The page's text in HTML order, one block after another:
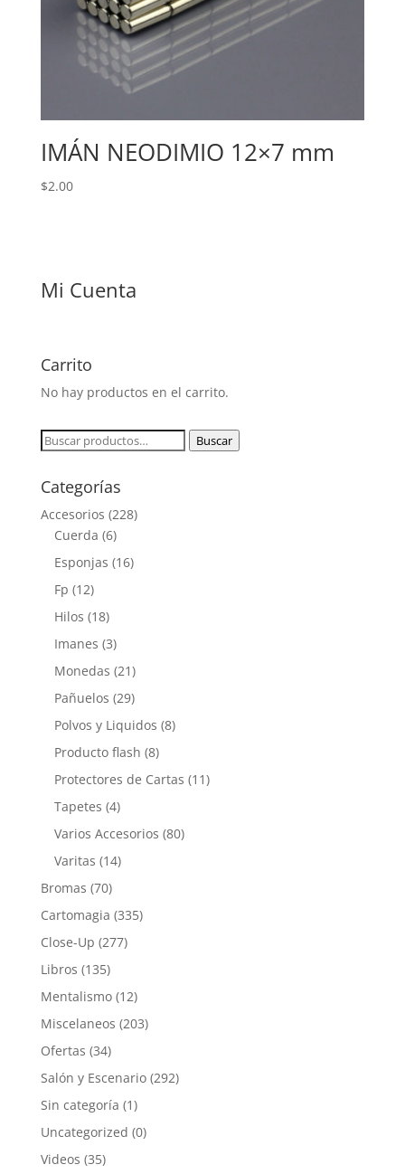
IMÁN NEODIMIO 12×7 mm
$2.00
Mi Cuenta
Carrito
No hay productos en el carrito.
Buscar
Buscar
Categorías
Accesorios (228)
Cuerda (6)
Esponjas (16)
Fp (12)
Hilos (18)
Imanes (3)
Monedas (21)
Pañuelos (29)
Polvos y Liquidos (8)
Producto flash (8)
Protectores de Cartas (11)
Tapetes (4)
Varios Accesorios (80)
Varitas (14)
Bromas (70)
Cartomagia (335)
Close-Up (277)
Libros (135)
Mentalismo (12)
Miscelaneos (203)
Ofertas (34)
Salón y Escenario (292)
Sin categoría (1)
Uncategorized (0)
Videos (35)